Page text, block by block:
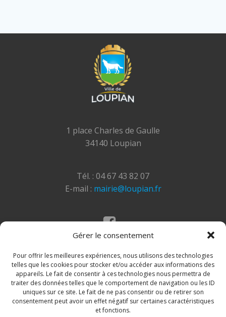
Gérer le consentement
Pour offrir les meilleures expériences, nous utilisons des technologies
telles que les cookies pour stocker et/ou accéder aux informations des
appareils. Le fait de consentir à ces technologies nous permettra de
traiter des données telles que le comportement de navigation ou les ID
uniques sur ce site. Le fait de ne pas consentir ou de retirer son
consentement peut avoir un effet négatif sur certaines caractéristiques
et fonctions.
1 place Charles de Gaulle
34140 Loupian
Tél. : 04 67 43 82 07
E-mail : mairie@loupian.fr